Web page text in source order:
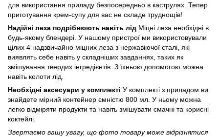
для використання приладу безпосередньо в каструлях. Тепер
приготування крем-супу для вас не складе труднощів!
Надійні леза подрібнюють навіть лід Міцні леза необхідні в
будь-якому блендері. У нашому пристрої ми використовували
цілих 4 надзвичайно міцних леза з нержавіючої сталі, які
виявлять себе навіть у складніших завданнях, таких як
змішування твердих інгредієнтів. З їхньою допомогою можна
навіть колоти лід.
Необхідні аксесуари у комплекті У комплекті з приладом ви
знайдете мірний контейнер ємністю 800 мл. У ньому можна
легко відміряти продукти та навіть змішувати смачні та корисні
коктейлі.
Звертаємо вашу увагу, що фото товару може відрізнятися